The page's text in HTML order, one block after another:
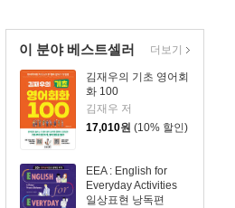
이 분야 베스트셀러
김재우의 기초 영어회
화 100
김재우 저
17,010원 (10% 할인)
EEA : English for
Everyday Activities
일상표현 낭독편
더보기